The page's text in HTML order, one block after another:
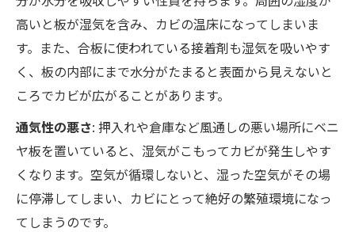
高いと板が湿気を含み、カビの温床になってしまいま
す。また、合板に使われている接着剤も湿気を吸いやす
く、板の内部にまで水分がたまると表面から見えないと
ころでカビが広がることがあります。
通気性の悪さ: 押入れや倉庫など風通しの悪い場所にベニ
ヤ板を置いていると、湿気がこもってカビが発生しやす
くなります。空気が循環しないと、湿った空気がその場
に停滞してしまい、カビにとって絶好の繁殖環境になっ
てしまうのです。